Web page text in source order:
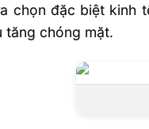
Nhược điểm xe nâng
biệt của EFX302
Siêu khuyến mại cho
nâng lithium EFX302
chọn đặc biệt kinh
tăng chóng mặt.